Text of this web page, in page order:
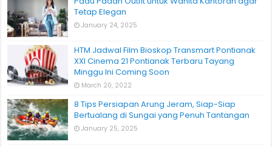
Tetap Elegan
January 24, 2025
HTM Jadwal Film Bioskop Transmart Pontianak
XXI Cinema 21 Pontianak Terbaru Tayang
Minggu Ini Coming Soon
March 20, 2022
8 Tips Persiapan Arung Jeram, Siap-Siap
Bertualang di Sungai yang Penuh Tantangan
January 25, 2025